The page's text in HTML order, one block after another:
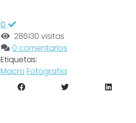
0
286130 visitas
0 comentarios
Etiquetas:
Macro Fotografía